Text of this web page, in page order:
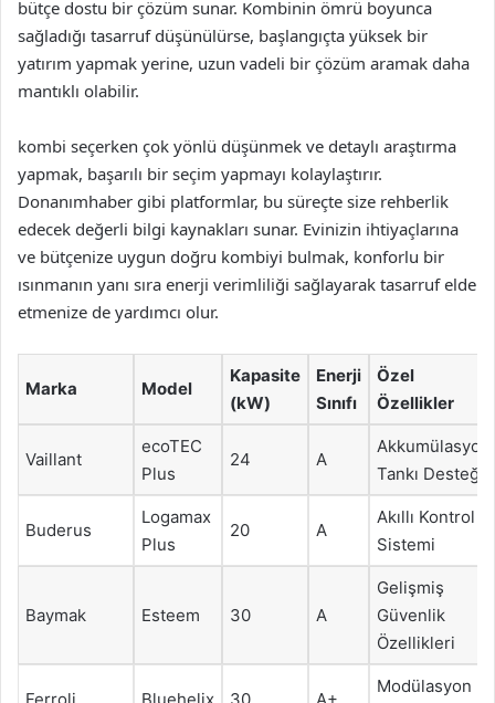
bütçe dostu bir çözüm sunar. Kombinin ömrü boyunca
sağladığı tasarruf düşünülürse, başlangıçta yüksek bir
yatırım yapmak yerine, uzun vadeli bir çözüm aramak daha
mantıklı olabilir.
kombi seçerken çok yönlü düşünmek ve detaylı araştırma
yapmak, başarılı bir seçim yapmayı kolaylaştırır.
Donanımhaber gibi platformlar, bu süreçte size rehberlik
edecek değerli bilgi kaynakları sunar. Evinizin ihtiyaçlarına
ve bütçenize uygun doğru kombiyi bulmak, konforlu bir
ısınmanın yanı sıra enerji verimliliği sağlayarak tasarruf elde
etmenize de yardımcı olur.
Marka Model
Kapasite
(kW)
Enerji
Sınıfı
Özel
Özellikler
Vaillant
ecoTEC
Plus
24 A
Akkumülasyon
Tankı Desteği
Buderus
Logamax
Plus
20 A
Akıllı Kontrol
Sistemi
Baymak Esteem 30 A
Gelişmiş
Güvenlik
Özellikleri
Modülasyon